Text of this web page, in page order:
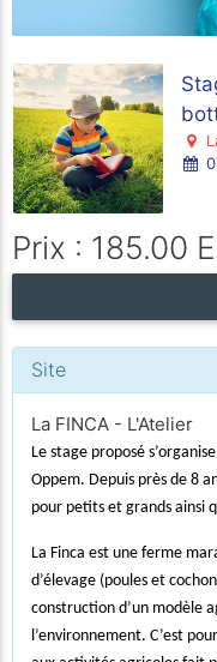
Prix : 185.00
Site
La FINCA - L'Atelier
Le stage proposé
Oppem. Depuis près de 8
pour petits et grands ainsi
La Finca est une ferme
d’élevage (poules et
construction d’un modèle
l’environnement. C’est